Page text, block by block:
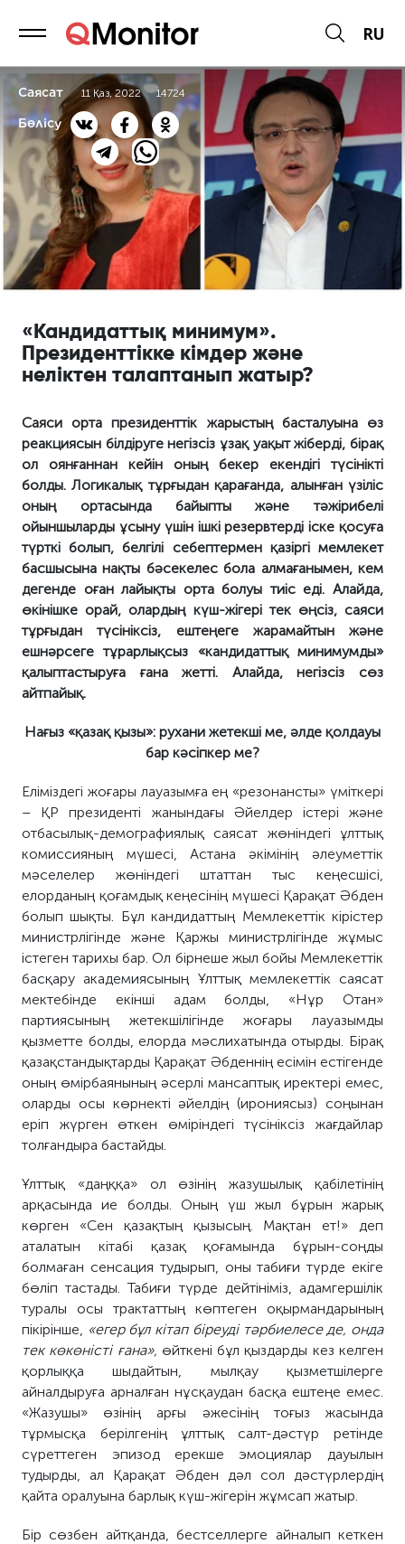
RU
Саясат 11 Қаз, 2022 14724
Бөлісу
«Кандидаттық минимум».
Президенттікке кімдер және
неліктен талаптанып жатыр?
Саяси орта президенттік жарыстың басталуына өз
реакциясын білдіруге негізсіз ұзақ уақыт жіберді, бірақ
ол оянғаннан кейін оның бекер екендігі түсінікті
болды. Логикалық тұрғыданқарағанда, алынған үзіліс
оның ортасында байыпты және тәжірибелі
ойыншыларды ұсыну үшін ішкі резервтерді іске қосуға
түрткі болып,белгілі себептермен қазіргі мемлекет
басшысына нақты бәсекелес бола алмағанымен,кем
дегенде оған лайықты орта болуы тиіседі. Алайда,
өкінішке орай,олардың күш-жігерітек өңсіз, саяси
тұрғыдан түсініксіз, ештеңеге жарамайтын және
ешнәрсеге тұрарлықсыз «кандидаттық минимумды»
қалыптастыруға ғана жетті. Алайда, негізсіз сөз
айтпайық.
Нағыз «қазақ қызы»: рухани жетекші ме, әлде қолдауы
бар кәсіпкер ме?
Еліміздегі жоғары лауазымға ең «резонансты» үміткері
– ҚР президенті жанындағы Әйелдер істері және
отбасылық-демографиялық саясат жөніндегі ұлттық
комиссияның мүшесі, Астана әкімінің әлеуметтік
мәселелер жөніндегі штаттан тыс кеңесшісі,
елорданың қоғамдық кеңесінің мүшесі Қарақат Әбден
болып шықты. Бұл кандидаттың Мемлекеттік кірістер
министрлігінде және Қаржы министрлігінде жұмыс
істеген тарихы бар. Ол бірнеше жыл бойы Мемлекеттік
басқару академиясының Ұлттық мемлекеттік саясат
мектебінде екінші адам болды, «Нұр Отан»
партиясының жетекшілігінде жоғары лауазымды
қызметте болды, елорда мәслихатында отырды. Бірақ
қазақстандықтарды Қарақат Әбденнің есімін естігенде
оның өмірбаянының әсерлі мансаптық иректері емес,
оларды осы көрнекті әйелдің (ирониясыз) соңынан
еріп жүрген өткен өміріндегі түсініксіз жағдайлар
толғандыра бастайды.
Ұлттық «даңққа» ол өзінің жазушылық қабілетінің
арқасында ие болды. Оның үш жыл бұрын жарық
көрген «Сен қазақтың қызысың. Мақтан ет!» деп
аталатын кітабі қазақ қоғамында бұрын-соңды
болмаған сенсация тудырып, оны табиғи түрде екіге
бөліп тастады. Табиғи түрде дейтініміз, адамгершілік
туралы осы трактаттың көптеген оқырмандарының
пікірінше, «егер бұл кітап біреуді тәрбиелесе де, онда
тек көкөністі ғана», өйткені бұл қыздарды кез келген
қорлыққа шыдайтын, мылқау қызметшілерге
айналдыруға арналған нұсқаудан басқа ештеңе емес.
«Жазушы» өзінің арғы әжесінің тоғыз жасында
тұрмысқа берілгенің ұлттық салт-дәстүр ретінде
сүреттеген эпизод ерекше эмоциялар
дауылын
тудырды, ал Қарақат Әбден дәл сол дәстүрлердің
қайта оралуына барлық күш-жігерін жұмсап жатыр.
Бір сөзбен айтқанда, бестселлерге айналып кеткен